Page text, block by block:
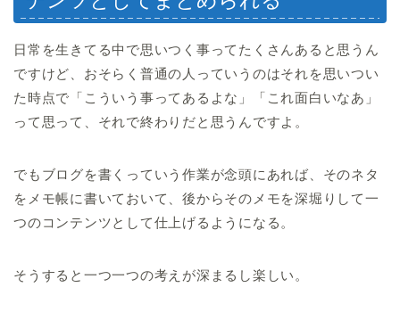
日常を生きてる中で思いつく事ってたくさんあると思うん
ですけど、おそらく普通の人っていうのはそれを思いつい
た時点で「こういう事ってあるよな」「これ面白いなあ」
って思って、それで終わりだと思うんですよ。
でもブログを書くっていう作業が念頭にあれば、そのネタ
をメモ帳に書いておいて、後からそのメモを深堀りして一
つのコンテンツとして仕上げるようになる。
そうすると一つ一つの考えが深まるし楽しい。